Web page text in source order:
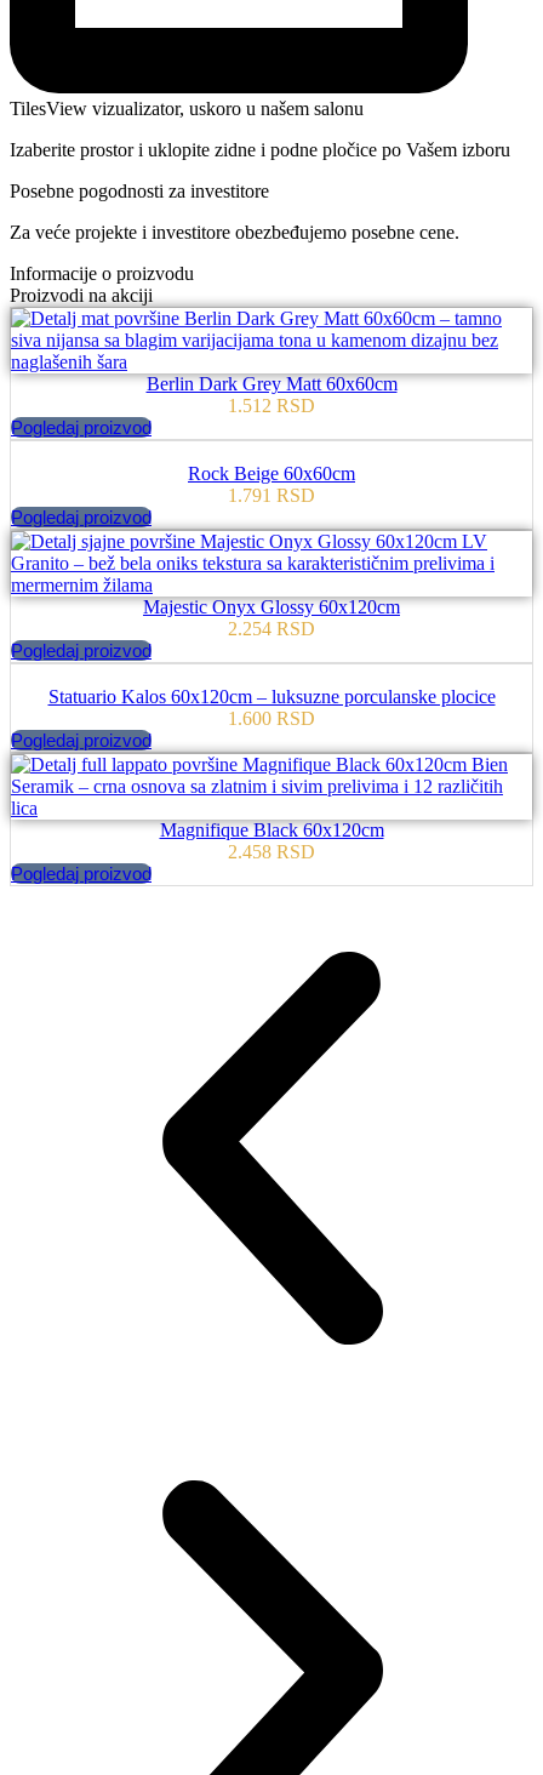
TilesView vizualizator, uskoro u našem salonu
Izaberite prostor i uklopite zidne i podne pločice po Vašem izboru
Posebne pogodnosti za investitore
Za veće projekte i investitore obezbeđujemo posebne cene.
Informacije o proizvodu
Proizvodi na akciji
Berlin Dark Grey Matt 60x60cm
1.512 RSD
Pogledaj proizvod
Rock Beige 60x60cm
1.791 RSD
Pogledaj proizvod
Majestic Onyx Glossy 60x120cm
2.254 RSD
Pogledaj proizvod
Statuario Kalos 60x120cm – luksuzne porculanske plocice
1.600 RSD
Pogledaj proizvod
Magnifique Black 60x120cm
2.458 RSD
Pogledaj proizvod